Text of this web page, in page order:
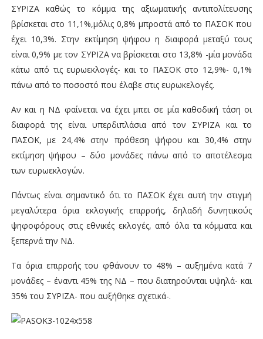
ΣΥΡΙΖΑ καθώς το κόμμα της αξιωματικής αντιπολίτευσης
βρίσκεται στο 11,1%,μόλις 0,8% μπροστά από το ΠΑΣΟΚ που
έχει 10,3%. Στην εκτίμηση ψήφου η διαφορά μεταξύ τους
είναι 0,9% με τον ΣΥΡΙΖΑ να βρίσκεται στο 13,8% -μία μονάδα
κάτω από τις ευρωεκλογές- και το ΠΑΣΟΚ στο 12,9%- 0,1%
πάνω από το ποσοστό που έλαβε στις ευρωκελογές.
Αν και η ΝΔ φαίνεται να έχει μπει σε μία καθοδική τάση οι
διαφορά της είναι υπερδιπλάσια από τον ΣΥΡΙΖΑ και το
ΠΑΣΟΚ, με 24,4% στην πρόθεση ψήφου και 30,4% στην
εκτίμηση ψήφου – δύο μονάδες πάνω από το αποτέλεσμα
των ευρωεκλογών.
Πάντως είναι σημαντικό ότι το ΠΑΣΟΚ έχει αυτή την στιγμή
μεγαλύτερα όρια εκλογικής επιρροής, δηλαδή δυνητικούς
ψηφοφόρους στις εθνικές εκλογές, από όλα τα κόμματα και
ξεπερνά την ΝΔ.
Τα όρια επιρροής του φθάνουν το 48% – αυξημένα κατά 7
μονάδες – έναντι 45% της ΝΔ – που διατηρούνται υψηλά- και
35% του ΣΥΡΙΖΑ- που αυξήθηκε σχετικά-.